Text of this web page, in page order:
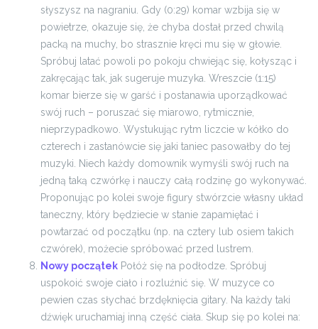
słyszysz na nagraniu. Gdy (0:29) komar wzbija się w
powietrze, okazuje się, że chyba dostał przed chwilą
packą na muchy, bo strasznie kręci mu się w głowie.
Spróbuj latać powoli po pokoju chwiejąc się, kołysząc i
zakręcając tak, jak sugeruje muzyka. Wreszcie (1:15)
komar bierze się w garść i postanawia uporządkować
swój ruch – poruszać się miarowo, rytmicznie,
nieprzypadkowo. Wystukując rytm liczcie w kółko do
czterech i zastanówcie się jaki taniec pasowałby do tej
muzyki. Niech każdy domownik wymyśli swój ruch na
jedną taką czwórkę i nauczy całą rodzinę go wykonywać.
Proponując po kolei swoje figury stwórzcie własny układ
taneczny, który będziecie w stanie zapamiętać i
powtarzać od początku (np. na cztery lub osiem takich
czwórek), możecie spróbować przed lustrem.
Nowy początek Połóż się na podłodze. Spróbuj
uspokoić swoje ciało i rozluźnić się. W muzyce co
pewien czas słychać brzdęknięcia gitary. Na każdy taki
dźwięk uruchamiaj inną część ciała. Skup się po kolei na: